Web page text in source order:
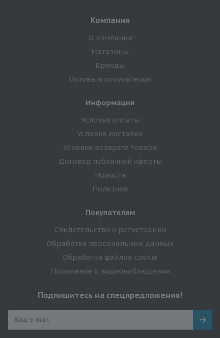
Компания
О компании
Магазины
Бренды
Оптовым покупателям
Информация
Условия оплаты
Условия доставки
Условия возврата товара
Договор публичной оферты
Новости
Полезное
Покупателям
Свидетельство о регистрации
Обработка персональных данных
Обработка файлов cookie
Положение о видеонаблюдении
Подпишитесь на спецпредложения!